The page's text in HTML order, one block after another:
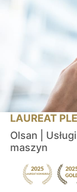
LAUREAT
Olsan |
maszyn